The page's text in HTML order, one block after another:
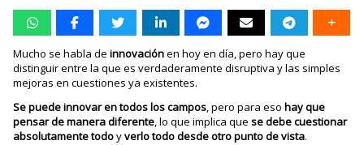
Mucho se habla deinnovaciónen hoy en día, pero hay que
distinguir entre la que es verdaderamente disruptiva y las simples
mejoras en cuestiones ya existentes.
Se puede innovar en todos los campos, pero para esohay que
pensar de manera diferente, lo que implica quese debe cuestionar
absolutamente todoyverlo todo desde otro punto de vista.